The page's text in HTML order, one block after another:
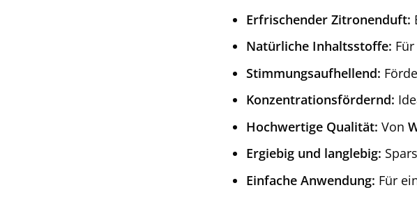
Erfrischender Zitronenduft:
Natürliche Inhaltsstoffe:
Stimmungsaufhellend:
Konzentrationsfördernd:
Hochwertige Qualität: Von
Ergiebig und langlebig:
Einfache Anwendung: Für